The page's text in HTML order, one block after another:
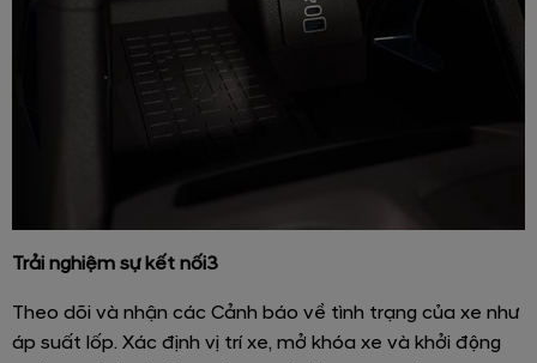
Trải nghiệm sự kết nối3
Theo dõi và nhận các Cảnh báo về tình trạng của xe như
áp suất lốp. Xác định vị trí xe, mở khóa xe và khởi động